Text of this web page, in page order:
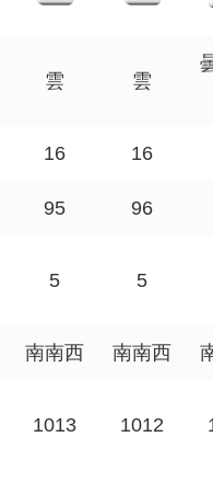
雲 雲
16 16
95 96
5 5
南南西 南南西
1013 1012